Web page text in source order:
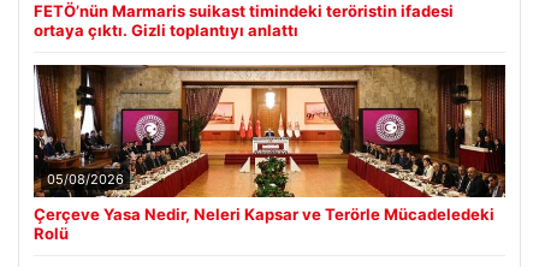
FETÖ’nün Marmaris suikast timindeki teröristin ifadesi
ortaya çıktı. Gizli toplantıyı anlattı
05/08/2026
Çerçeve Yasa Nedir, Neleri Kapsar ve Terörle Mücadeledeki
Rolü